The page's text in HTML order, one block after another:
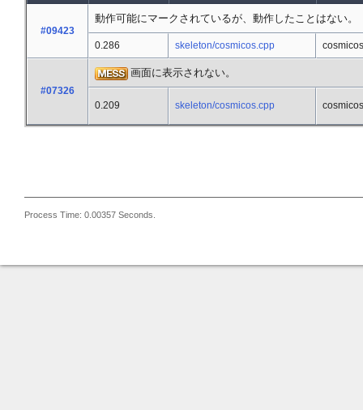
#09423
動作可能にマークされているが、動作したことはない。
0.286 skeleton/cosmicos.cpp cosmicos
#07326
画面に表示されない。
0.209 skeleton/cosmicos.cpp cosmicos
Process Time: 0.00357 Seconds.